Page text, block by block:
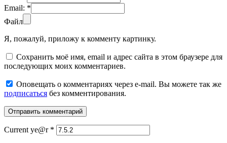
Email: *
Файл
Я, пожалуй, приложу к комменту картинку.
Сохранить моё имя, email и адрес сайта в этом браузере для
последующих моих комментариев.
Оповещать о комментариях через e-mail. Вы можете так же
подписаться без комментирования.
Current ye@r *